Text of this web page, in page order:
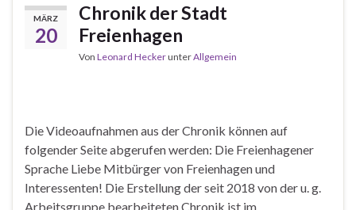
MÄRZ
20
Chronik der Stadt
Freienhagen
Von Leonard HeckerunterAllgemein
Die Videoaufnahmen aus der Chronik können auf
folgender Seite abgerufen werden: Die Freienhagener
Sprache Liebe Mitbürger von Freienhagen und
Interessenten! Die Erstellung der seit 2018 von der u. g.
Arbeitsgruppe bearbeiteten Chronik ist im